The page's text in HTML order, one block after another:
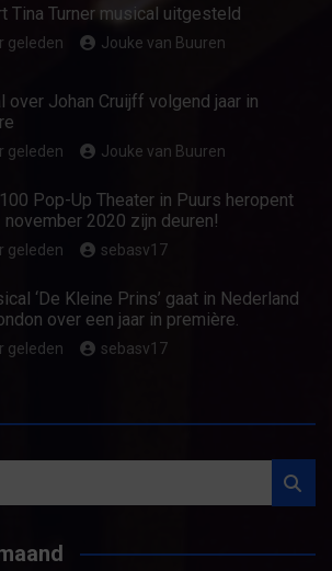
Tina Turner musical uitgesteld
geleden Jouke van Buuren
over Johan Cruijff volgend jaar in
geleden Jouke van Buuren
Pop-Up Theater in Puurs heropent
november 2020 zijn deuren!
geleden sebasv17
‘De Kleine Prins’ gaat in Nederland
over een jaar in première.
geleden sebasv17